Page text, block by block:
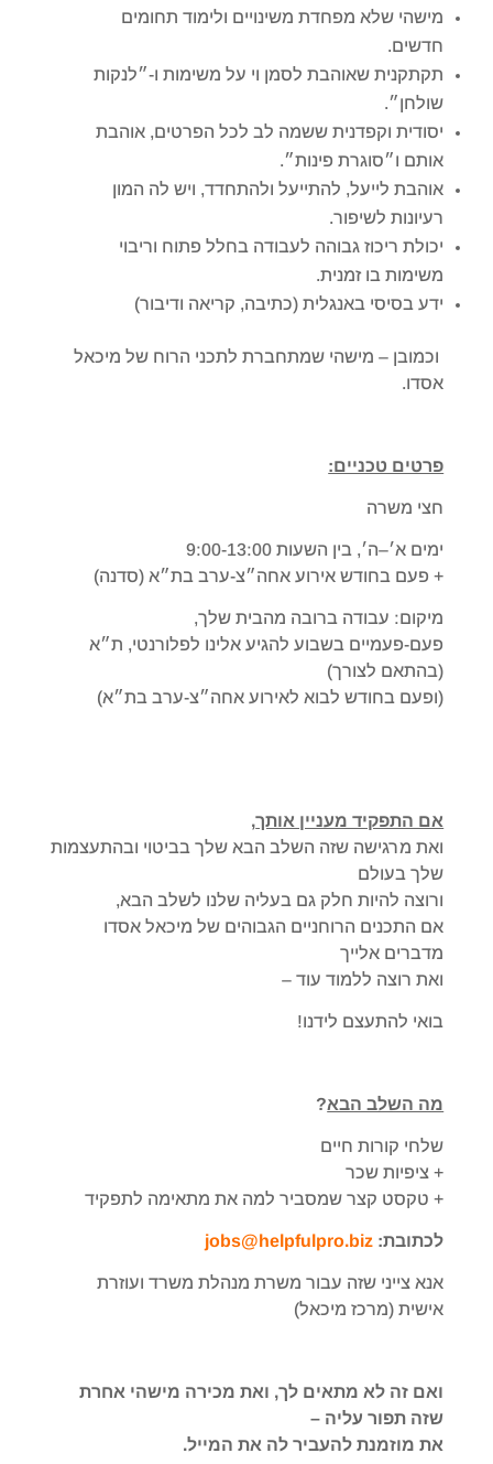
מישהי שלא מפחדת משינויים ולימוד תחומים
חדשים.
תקתקנית שאוהבת לסמן וי על משימות ו-״לנקות
שולחן״.
יסודית וקפדנית ששמה לב לכל הפרטים, אוהבת
אותם ו״סוגרת פינות״.
אוהבת לייעל, להתייעל ולהתחדד, ויש לה המון
רעיונות לשיפור.
יכולת ריכוז גבוהה לעבודה בחלל פתוח וריבוי
משימות בו זמנית.
ידע בסיסי באנגלית (כתיבה, קריאה ודיבור)
וכמובן – מישהי שמתחברת לתכני הרוח של מיכאל
אסדו.
פרטים טכניים:
חצי משרה
ימים א׳–ה׳, בין השעות 9:00-13:00
+ פעם בחודש אירוע אחה״צ-ערב בת״א (סדנה)
מיקום: עבודה ברובה מהבית שלך,
פעם-פעמיים בשבוע להגיע אלינו לפלורנטי, ת״א
(בהתאם לצורך)
(ופעם בחודש לבוא לאירוע אחה״צ-ערב בת״א)
אם התפקיד מעניין אותך,
ואת מרגישה שזה השלב הבא שלך בביטוי ובהתעצמות
שלך בעולם
ורוצה להיות חלק גם בעליה שלנו לשלב הבא,
אם התכנים הרוחניים הגבוהים של מיכאל אסדו
מדברים אלייך
ואת רוצה ללמוד עוד –
בואי להתעצם לידנו!
מה השלב הבא?
שלחי קורות חיים
+ ציפיות שכר
+ טקסט קצר שמסביר למה את מתאימה לתפקיד
לכתובת: jobs@helpfulpro.biz
אנא צייני שזה עבור משרת מנהלת משרד ועוזרת
אישית(מרכז מיכאל)
ואם זה לא מתאים לך, ואת מכירה מישהי אחרת
שזה תפור עליה –
את מוזמנת להעביר לה את המייל.